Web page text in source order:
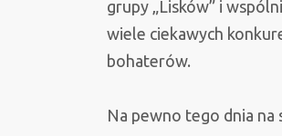
grupy „Lisków” i
wiele ciekawych
bohaterów.
Na pewno tego dnia na